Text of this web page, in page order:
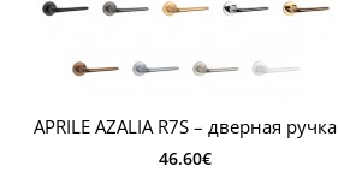
APRILE AZALIA R7S – дверная ручка
46.60€